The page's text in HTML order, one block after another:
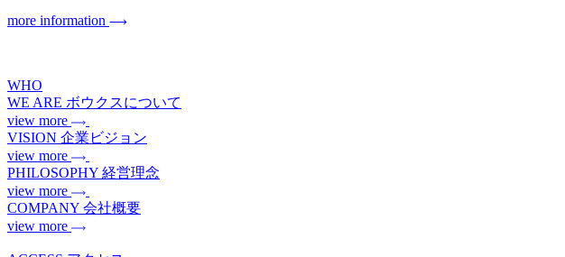
more information
WHO
WE ARE ボウクスについて
view more
VISION 企業ビジョン
view more
PHILOSOPHY 経営理念
view more
COMPANY 会社概要
view more